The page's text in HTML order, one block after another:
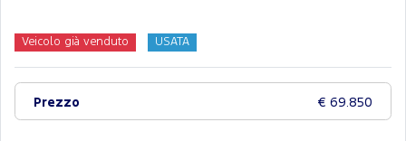
Veicolo già venduto USATA
Prezzo € 69.850